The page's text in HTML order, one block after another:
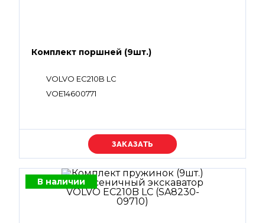
Комплект поршней (9шт.)
VOLVO EC210B LC
VOE14600771
Уточняйте цену
В наличии